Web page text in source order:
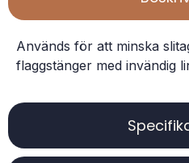
Används för att minska
flaggstänger med invändig